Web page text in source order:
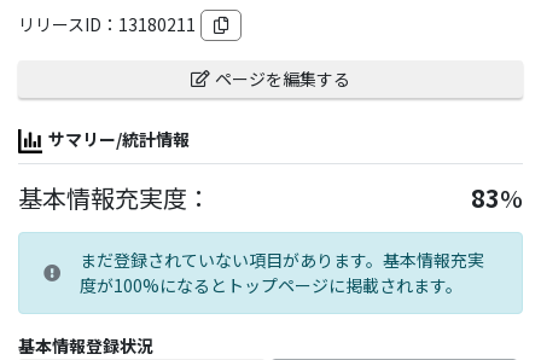
リリースID： 13180211
ページを編集する
サマリー/統計情報
基本情報充実度： 83%
まだ登録されていない項目があります。基本情報充実
度が100%になるとトップページに掲載されます。
基本情報登録状況